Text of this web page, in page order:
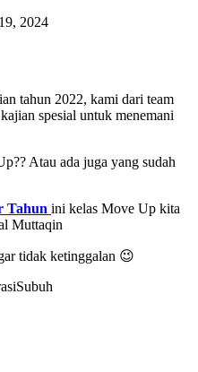
2024
tahun 2022, kami dari team
spesial untuk menemani
Atau ada juga yang sudah
Tahun ini kelas Move Up kita
Muttaqin
tidak ketinggalan 😉